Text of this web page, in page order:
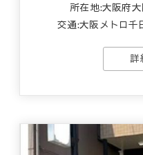
所在地:大阪府
交通:大阪メトロ千
詳